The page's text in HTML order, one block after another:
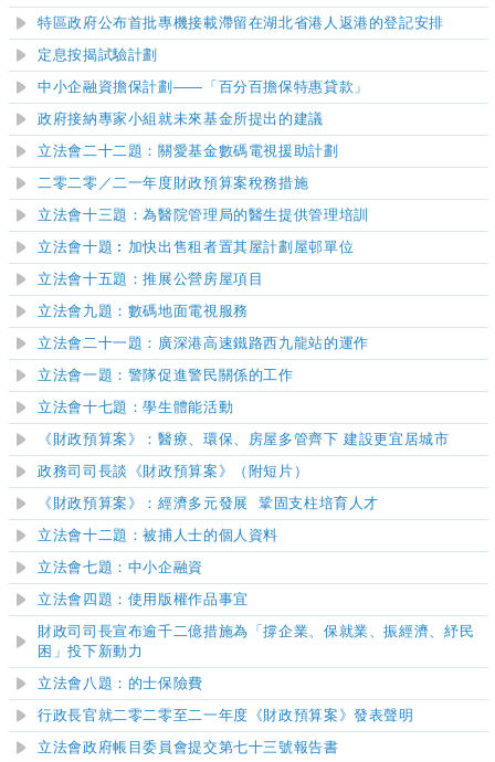
特區政府公布首批專機接載滯留在湖北省港人返港的登記安排
定息按揭試驗計劃
中小企融資擔保計劃 —— 「百分百擔保特惠貸款」
政府接納專家小組就未來基金所提出的建議
立法會二十二題：關愛基金數碼電視援助計劃
二零二零／二一年度財政預算案稅務措施
立法會十三題：為醫院管理局的醫生提供管理培訓
立法會十題︰加快出售租者置其屋計劃屋邨單位
立法會十五題：推展公營房屋項目
立法會 九題：數碼地面電視服務
立法會二十一題：廣深港高速鐵路西九龍站的運作
立法會一題：警隊促進警民關係的工作
立法會十七題：學生體能活動
《財政預算案》：醫療、環保、房屋多管齊下 建設更宜居城市
政務司司長談《財政預算案》（附短片）
《財政預算案》：經濟多元發展 鞏固支柱培育人才
立法會十二題：被捕人士的個人資料
立法會七題：中小企融資
立法會 四 題：使用版權作品事宜
財政司司長宣布逾千二億措施為「撐企業、保就業、振經濟、紓民
困」投下新動力
立法會八題：的士保險費
行政長官就二零二零至二一年度《財政預算案》發表聲明
立法會政府帳目委員會提交第七十三號報告書